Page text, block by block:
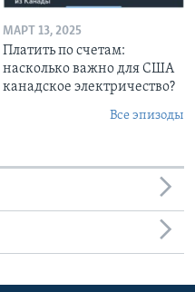
МАРТ 13, 2025
Платить по счетам:
насколько важно для США
канадское электричество?
Все эпизоды